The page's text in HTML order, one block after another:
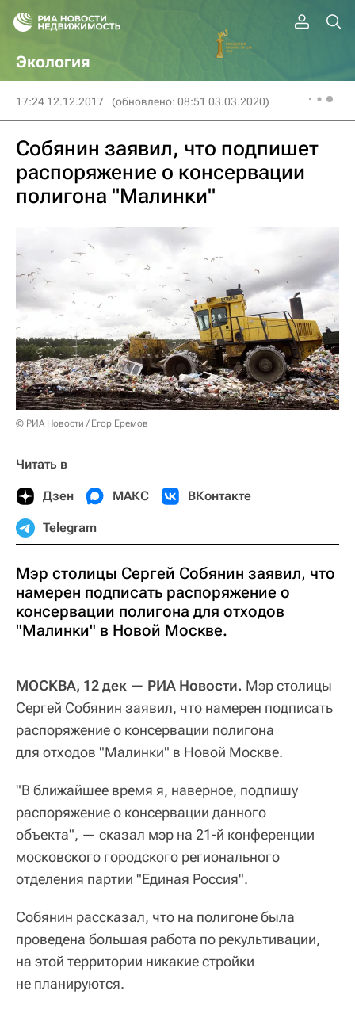
Экология
17:24 12.12.2017 (обновлено: 08:51 03.03.2020)
Собянин заявил, что подпишет
распоряжение о консервации
полигона "Малинки"
© РИА Новости / Егор Еремов
Читать в
Дзен МАКС ВКонтакте
Telegram
Мэр столицы Сергей Собянин заявил, что
намерен подписать распоряжение о
консервации полигона для отходов
"Малинки" в Новой Москве.
МОСКВА, 12 дек — РИА Новости. Мэр столицы
Сергей Собянин заявил, что намерен подписать
распоряжение о консервации полигона
для отходов "Малинки" в Новой Москве.
"В ближайшее время я, наверное, подпишу
распоряжение о консервации данного
объекта", — сказал мэр на 21-й конференции
московского городского регионального
отделения партии "Единая Россия".
Собянин рассказал, что на полигоне была
проведена большая работа по рекультивации,
на этой территории никакие стройки
не планируются.